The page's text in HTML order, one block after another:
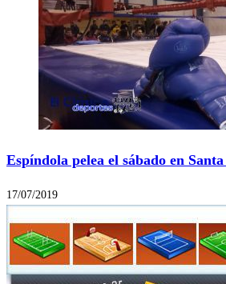
Espíndola pelea el sábado en
17/07/2019